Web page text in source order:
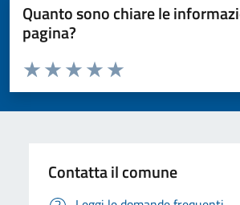
Quanto sono chiare le
pagina?
Valuta da 1 a 5 stelle la pagina
Valuta 5 stelle su 5
Valuta 4 stelle su 5
Valuta 3 stelle su 5
Valuta 2 stelle su 5
Valuta 1 stelle su 5
Contatta il comune